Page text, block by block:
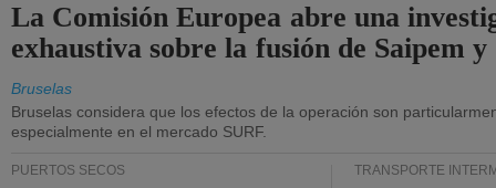
La Comisión Europea abre una
exhaustiva sobre la fusión de Saipem y
Bruselas
Bruselas considera que los efectos de la operación son
especialmente en el mercado SURF.
PUERTOS SECOS TRANSPORTE